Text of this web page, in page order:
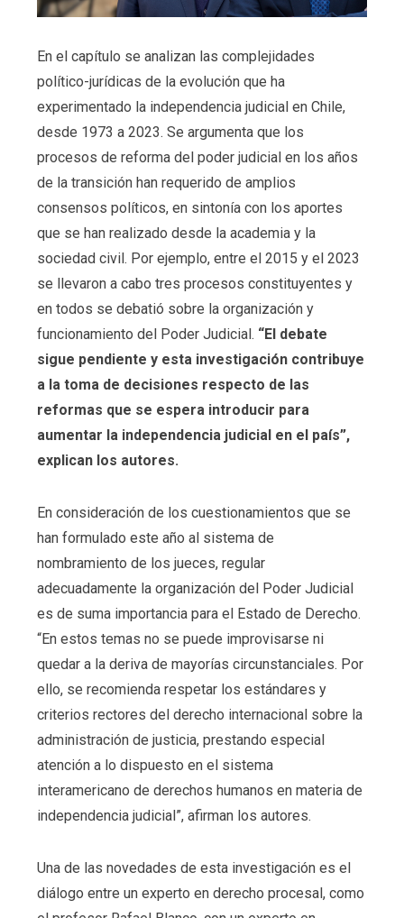
En el capítulo se analizan las complejidades
político-jurídicas de la evolución que ha
experimentado la independencia judicial en Chile,
desde 1973 a 2023. Se argumenta que los
procesos de reforma del poder judicial en los años
de la transición han requerido de amplios
consensos políticos, en sintonía con los aportes
que se han realizado desde la academia y la
sociedad civil. Por ejemplo, entre el 2015 y el 2023
se llevaron a cabo tres procesos constituyentes y
en todos se debatió sobre la organización y
funcionamiento del Poder Judicial. “El debate
sigue pendiente y esta investigación contribuye
a la toma de decisiones respecto de las
reformas que se espera introducir para
aumentar la independencia judicial en el país”,
explican los autores.
En consideración de los cuestionamientos que se
han formulado este año al sistema de
nombramiento de los jueces, regular
adecuadamente la organización del Poder Judicial
es de suma importancia para el Estado de Derecho.
“En estos temas no se puede improvisarse ni
quedar a la deriva de mayorías circunstanciales. Por
ello, se recomienda respetar los estándares y
criterios rectores del derecho internacional sobre la
administración de justicia, prestando especial
atención a lo dispuesto en el sistema
interamericano de derechos humanos en materia de
independencia judicial”, afirman los autores.
Una de las novedades de esta investigación es el
diálogo entre un experto en derecho procesal, como